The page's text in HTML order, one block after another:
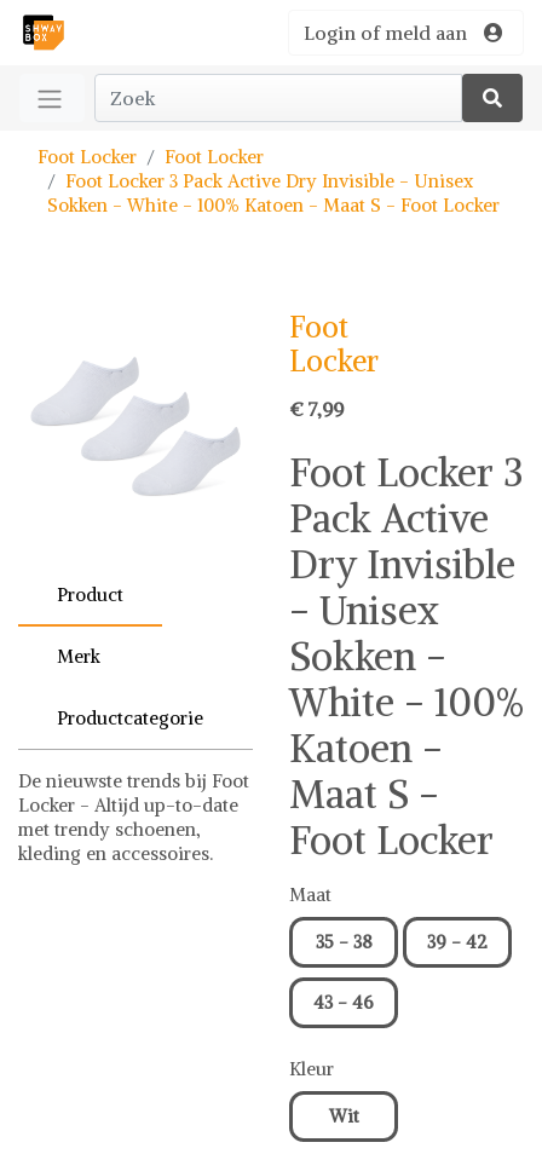
Login of meld aan
Foot Locker
Foot Locker
Foot Locker 3 Pack Active Dry Invisible - Unisex
Sokken - White - 100% Katoen - Maat S - Foot Locker
Product
Merk
Productcategorie
De nieuwste trends bij Foot
Locker - Altijd up-to-date
met trendy schoenen,
kleding en accessoires.
Foot
Locker
€ 7,99
Foot Locker 3
Pack Active
Dry Invisible
- Unisex
Sokken -
White - 100%
Katoen -
Maat S -
Foot Locker
Maat
35 - 38 39 - 42
43 - 46
Kleur
Wit